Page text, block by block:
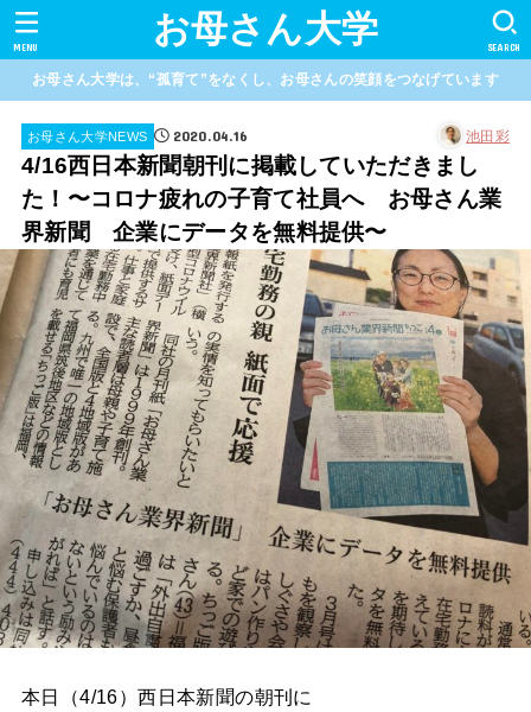
お母さん大学 SEARCH
MENU
お母さん大学は、“孤育て”をなくし、お母さんの笑顔をつなげています
お母さん大学NEWS 2020.04.16 池田彩
4/16西日本新聞朝刊に掲載していただきまし
た！〜コロナ疲れの子育て社員へ お母さん業
界新聞 企業にデータを無料提供〜
本日（4/16）西日本新聞の朝刊に